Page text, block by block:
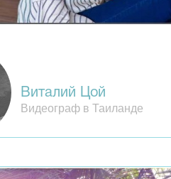
Виталий Цой
Видеограф в Таиланде